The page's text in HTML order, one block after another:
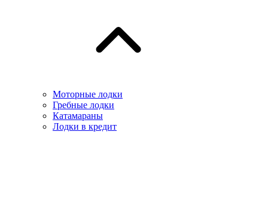
Моторные лодки
Гребные лодки
Катамараны
Лодки в кредит